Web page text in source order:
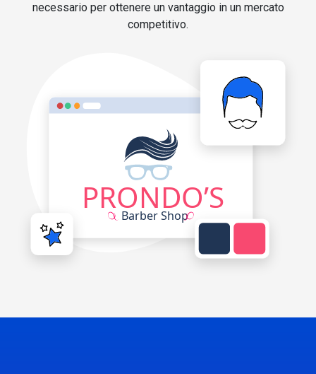
necessario per ottenere un vantaggio in un mercato
competitivo.